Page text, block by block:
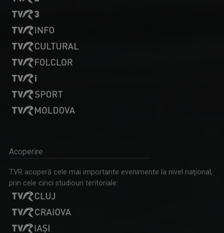
Acoperire
TVR acoperă cele mai importante evenimente la nivel naţional,
prin cele cinci studiouri teritoriale: